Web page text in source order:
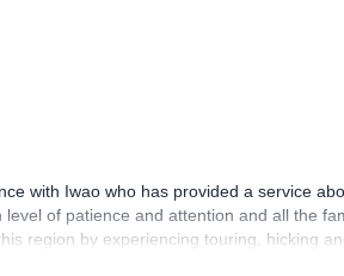
with Iwao who has provided a service
of patience and attention and all the
region by experiencing touring, hicking
take the best of all Hakuba mountains